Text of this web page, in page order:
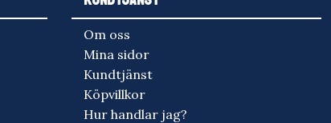
Om oss
Mina sidor
Kundtjänst
Köpvillkor
Hur handlar jag?